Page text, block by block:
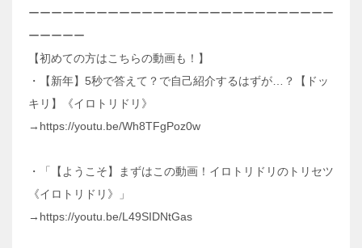
ーーーーーーーーーーーーーーーーーーーーーーーーーーー
ーーーーー
【初めての方はこちらの動画も！】
・【新年】5秒で答えて？で自己紹介するはずが…？【ドッ
キリ】《イロトリドリ》
→https://youtu.be/Wh8TFgPoz0w
・「【ようこそ】まずはこの動画！イロトリドリのトリセツ
《イロトリドリ》」
→https://youtu.be/L49SIDNtGas